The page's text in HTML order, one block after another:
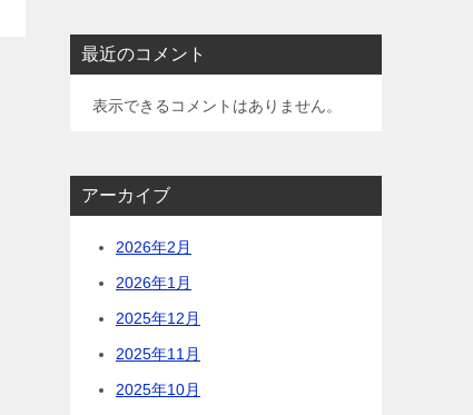
最近のコメント
表示できるコメントはありません。
アーカイブ
2026年2月
2026年1月
2025年12月
2025年11月
2025年10月